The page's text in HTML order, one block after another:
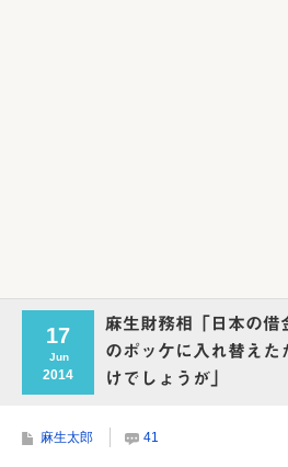
17
Jun
2014
麻生財務相「日本の借
のポッケに入れ替えた
けでしょうが」
麻生太郎 41